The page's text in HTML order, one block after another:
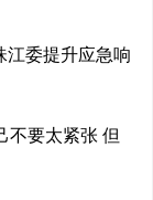
江委提升应急响
不要太紧张 但